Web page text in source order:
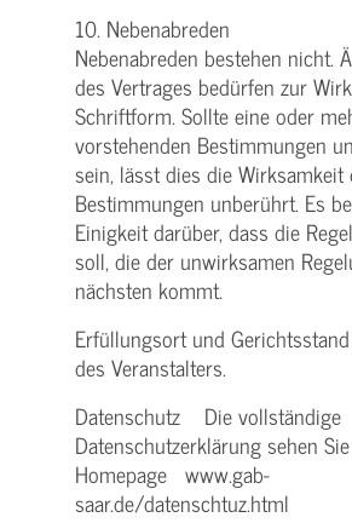
10. Nebenabreden
Nebenabreden bestehen nicht.
des Vertrages bedürfen zur
Schriftform. Sollte eine oder
vorstehenden Bestimmungen
sein, lässt dies die
Bestimmungen unberührt. Es
Einigkeit darüber, dass die
soll, die der unwirksamen
nächsten kommt.
Erfüllungsort und
des Veranstalters.
Datenschutz Die vollständige
Datenschutzerklärung sehen
Homepage www.gab-
saar.de/datenschtuz.html